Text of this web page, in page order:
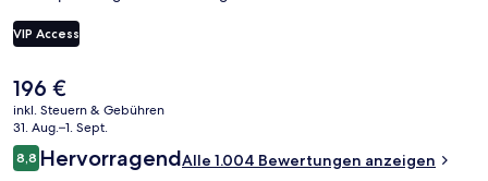
lassen. Der Coffeeshop eignet sich prima, wenn du einen Happen
essen möchtest. Für kühle Getränke dagegen bist du in der
Fitnessbereich (rund um die Uhr geöffnet) und
Fitnessmöglichkeiten gehören ebenfalls zum Angebot. Andere
Reisende schätzen die fußläufige Entfernung zu den öffentlichen
Verkehrsmitteln: Zur U-Bahn-Station Selva de Mar sind es 11 und zur
Straßenbahnhaltestelle Fluvià sind es 13 Gehminuten.
VIP Access
Der
aktuelle
Preis
beträgt
196 €.
196 €
inkl. Steuern & Gebühren
31. Aug.–1. Sept.
Bewertungen
8,88,8 von 10.
HervorragendAlle 1.004 Bewertungen anzeigen